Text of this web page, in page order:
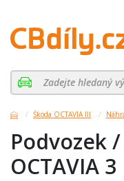
Škoda OCTAVIA III
Podvozek
OCTAVIA 3